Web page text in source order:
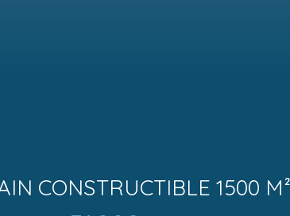
CONSTRUCTIBLE 1500 M²